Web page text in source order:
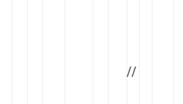
//